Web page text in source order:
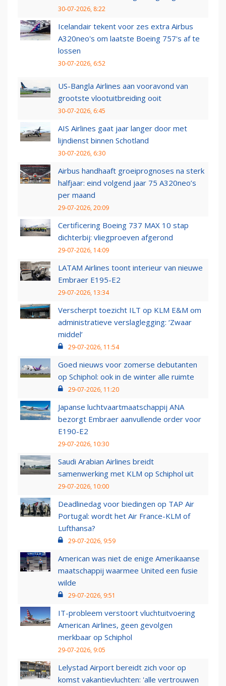
30-07-2026, 8:22
Icelandair tekent voor zes extra Airbus
A320neo's om laatste Boeing 757's af te
lossen
30-07-2026, 6:52
US-Bangla Airlines aan vooravond van
grootste vlootuitbreiding ooit
30-07-2026, 6:45
AIS Airlines gaat jaar langer door met
lijndienst binnen Schotland
30-07-2026, 6:30
Airbus handhaaft groeiprognoses na sterk
halfjaar: eind volgend jaar 75 A320neo’s
per maand
29-07-2026, 20:09
Certificering Boeing 737 MAX 10 stap
dichterbij: vliegproeven afgerond
29-07-2026, 14:09
LATAM Airlines toont interieur van nieuwe
Embraer E195-E2
29-07-2026, 13:34
Verscherpt toezicht ILT op KLM E&M om
administratieve verslaglegging: ‘Zwaar
middel’
29-07-2026, 11:54
Goed nieuws voor zomerse debutanten
op Schiphol: ook in de winter alle ruimte
29-07-2026, 11:20
Japanse luchtvaartmaatschappij ANA
bezorgt Embraer aanvullende order voor
E190-E2
29-07-2026, 10:30
Saudi Arabian Airlines breidt
samenwerking met KLM op Schiphol uit
29-07-2026, 10:00
Deadlinedag voor biedingen op TAP Air
Portugal: wordt het Air France-KLM of
Lufthansa?
29-07-2026, 9:59
American was niet de enige Amerikaanse
maatschappij waarmee United een fusie
wilde
29-07-2026, 9:51
IT-probleem verstoort vluchtuitvoering
American Airlines, geen gevolgen
merkbaar op Schiphol
29-07-2026, 9:05
Lelystad Airport bereidt zich voor op
komst vakantievluchten: 'alle vertrouwen